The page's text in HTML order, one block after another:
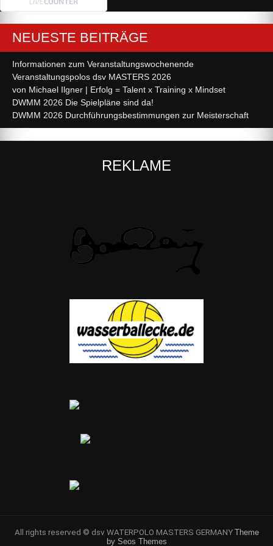
NEUESTE BEITRÄGE
Informationen zum Veranstaltungswochenende
Veranstaltungspolos dsv MASTERS 2026
von Michael Ilgner | Erfolg = Talent x Training x Mindset
DWMM 2026 Die Spielpläne sind da!
DWMM 2026 Durchführungsbestimmungen zur Meisterschaft
REKLAME
All rights reserved © dsv WATERPOLO MASTERS GERMANY Theme
by Seos Themes